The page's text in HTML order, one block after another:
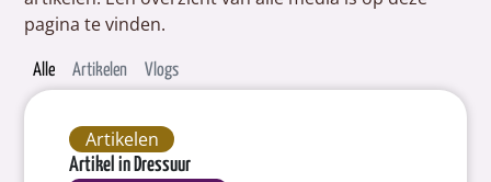
pagina te vinden.
Artikelen Vlogs
Alle
Artikelen
Artikel in Dressuur